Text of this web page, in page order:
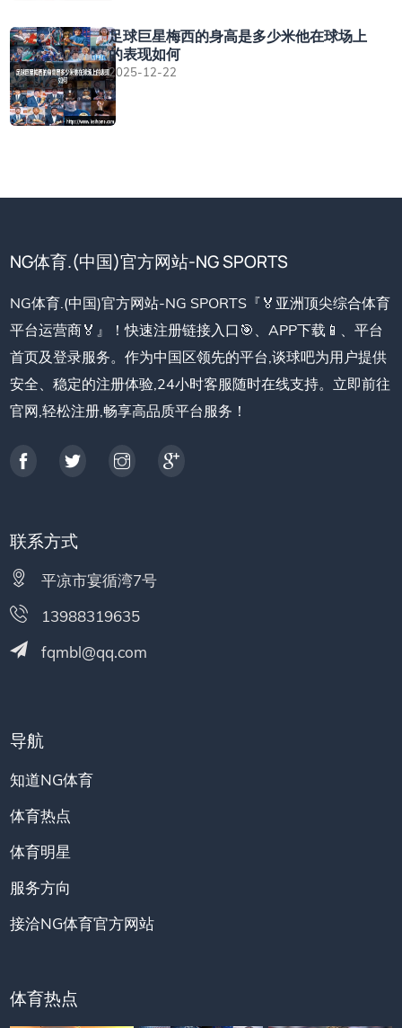
足球巨星梅西的身高是多少米他在球场上
的表现如何
2025-12-22
NG体育.(中国)官方网站-NG SPORTS
NG体育.(中国)官方网站-NG SPORTS『🏅亚洲顶尖综合体育
平台运营商🏅』！快速注册链接入口🎯、APP下载📱、平台
首页及登录服务。作为中国区领先的平台,谈球吧为用户提供
安全、稳定的注册体验,24小时客服随时在线支持。立即前往
官网,轻松注册,畅享高品质平台服务！
联系方式
平凉市宴循湾7号
13988319635
fqmbl@qq.com
导航
知道NG体育
体育热点
体育明星
服务方向
接洽NG体育官方网站
体育热点